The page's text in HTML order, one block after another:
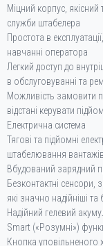
Міцний корпус, якісний
служби штабелера
Простота в
навчанні оператора
Легкий доступ до
в обслуговуванні та
Можливість замовити
відстані керувати
Електрична система
Тягові та підйомні
штабелювання
Вбудований зарядний
Безконтактні
які значно надійніші
Надійний гелевий
Smart («Розумні»)
Кнопка уповільненого